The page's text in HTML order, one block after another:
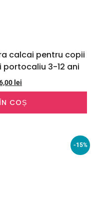
calcai pentru copii
portocaliu 3-12 ani
lei
COȘ
-15%